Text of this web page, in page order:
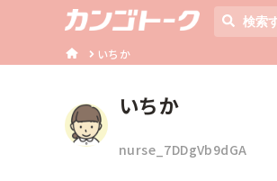
いちか
いちか
nurse_7DDgVb9dGA